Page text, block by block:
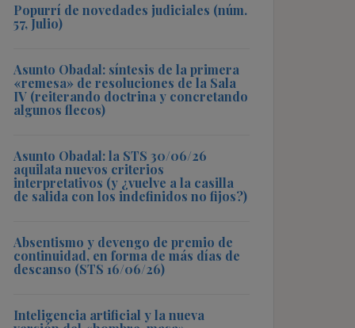
Popurrí de novedades judiciales (núm.
57, Julio)
Asunto Obadal: síntesis de la primera
«remesa» de resoluciones de la Sala
IV (reiterando doctrina y concretando
algunos flecos)
Asunto Obadal: la STS 30/06/26
aquilata nuevos criterios
interpretativos (y ¿vuelve a la casilla
de salida con los indefinidos no fijos?)
Absentismo y devengo de premio de
continuidad, en forma de más días de
descanso (STS 16/06/26)
Inteligencia artificial y la nueva